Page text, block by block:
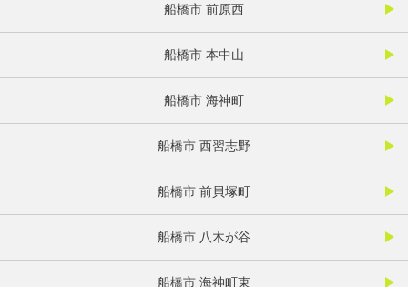
船橋市 前原西
船橋市 本中山
船橋市 海神町
船橋市 西習志野
船橋市 前貝塚町
船橋市 八木が谷
船橋市 海神町東